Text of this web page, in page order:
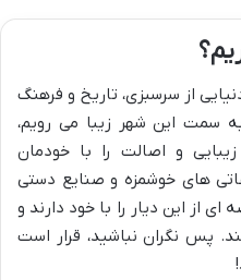
از سرسبزی، تاریخ و فرهنگ
سمت این شهر زیبا می رویم،
و اصالت را با خودمان
های خوشمزه و صنایع دستی
از این دیار را با خود دارند و
پس نگران نباشید، قرار است